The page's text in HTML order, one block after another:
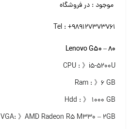
موجود : در فروشگاه
Tel : +989127373761
Lenovo G50 – 80
CPU : 》i5-5200U
Ram : 》۶ GB
Hdd : 》 ۱۰۰۰ GB
VGA: 》AMD Radeon R5 M330 – 2GB